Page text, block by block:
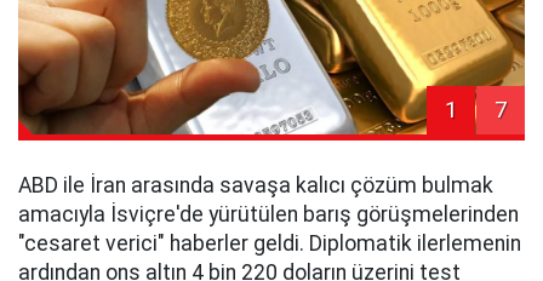
1 7
ABD ile İran arasında savaşa kalıcı çözüm bulmak
amacıyla İsviçre'de yürütülen barış görüşmelerinden
"cesaret verici" haberler geldi. Diplomatik ilerlemenin
ardından ons altın 4 bin 220 doların üzerini test